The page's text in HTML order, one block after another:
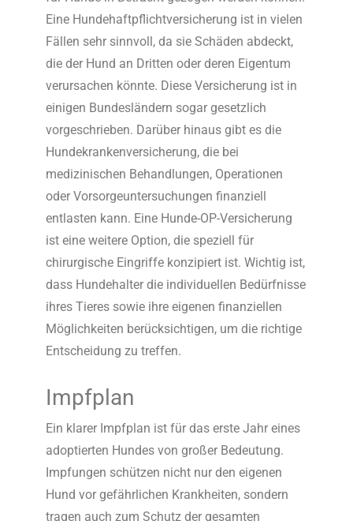
Eine Hundehaftpflichtversicherung ist in vielen
Fällen sehr sinnvoll, da sie Schäden abdeckt,
die der Hund an Dritten oder deren Eigentum
verursachen könnte. Diese Versicherung ist in
einigen Bundesländern sogar gesetzlich
vorgeschrieben. Darüber hinaus gibt es die
Hundekrankenversicherung, die bei
medizinischen Behandlungen, Operationen
oder Vorsorgeuntersuchungen finanziell
entlasten kann. Eine Hunde-OP-Versicherung
ist eine weitere Option, die speziell für
chirurgische Eingriffe konzipiert ist. Wichtig ist,
dass Hundehalter die individuellen Bedürfnisse
ihres Tieres sowie ihre eigenen finanziellen
Möglichkeiten berücksichtigen, um die richtige
Entscheidung zu treffen.
Impfplan
Ein klarer Impfplan ist für das erste Jahr eines
adoptierten Hundes von großer Bedeutung.
Impfungen schützen nicht nur den eigenen
Hund vor gefährlichen Krankheiten, sondern
tragen auch zum Schutz der gesamten